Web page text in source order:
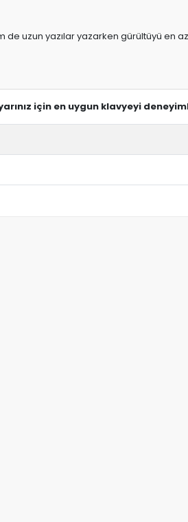
de uzun yazılar yazarken gürültüyü en
için en uygun klavyeyi